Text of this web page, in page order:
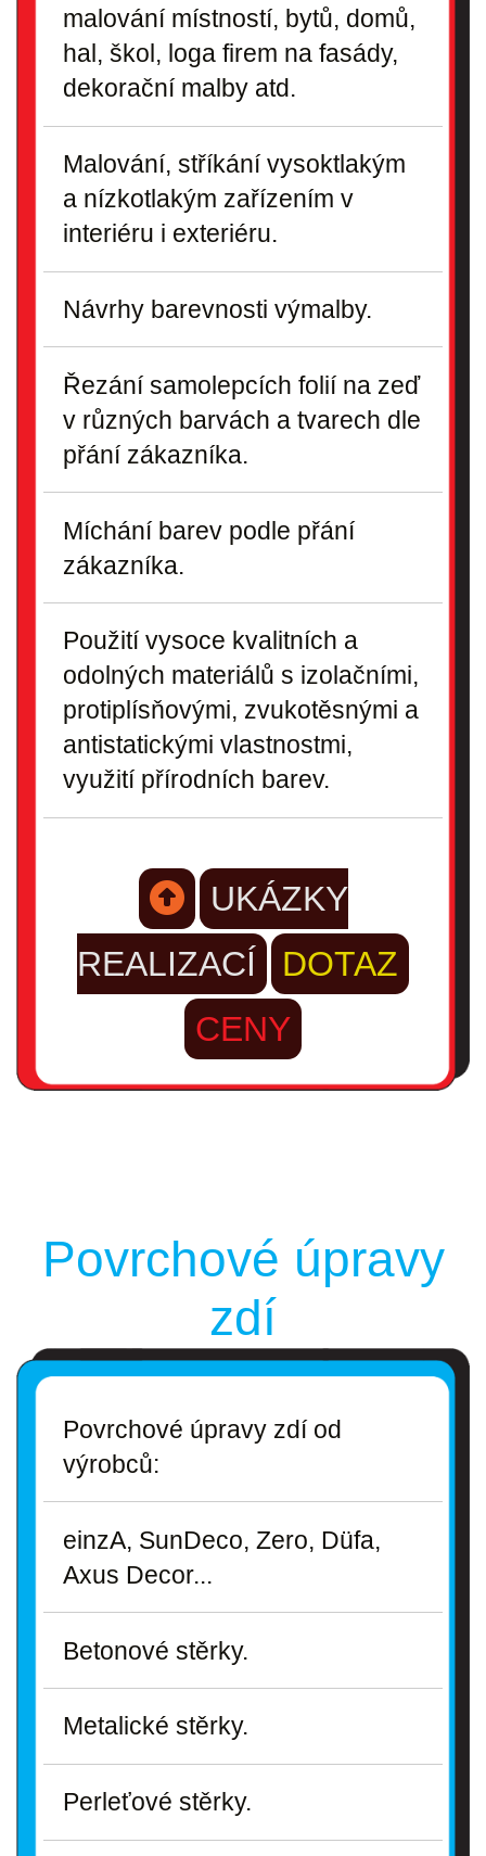
malování místností, bytů, domů,
hal, škol, loga firem na fasády,
dekorační malby atd.
Malování, stříkání vysoktlakým
a nízkotlakým zařízením v
interiéru i exteriéru.
Návrhy barevnosti výmalby.
Řezání samolepcích folií na zeď
v různých barvách a tvarech dle
přání zákazníka.
Míchání barev podle přání
zákazníka.
Použití vysoce kvalitních a
odolných materiálů s izolačními,
protiplísňovými, zvukotěsnými a
antistatickými vlastnostmi,
využití přírodních barev.
UKÁZKY
REALIZACÍ
DOTAZ
CENY
Povrchové úpravy
zdí
Povrchové úpravy zdí od
výrobců:
einzA, SunDeco, Zero, Düfa,
Axus Decor...
Betonové stěrky.
Metalické stěrky.
Perleťové stěrky.